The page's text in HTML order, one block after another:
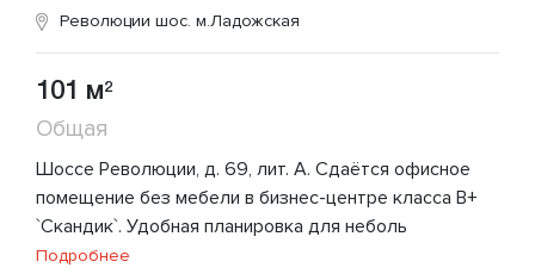
Революции шос. м.Ладожская
101 м2
Общая
Шоссе Революции, д. 69, лит. А. Сдаётся офисное
помещение без мебели в бизнес-центре класса В+
`Скандик`. Удобная планировка для неболь
Подробнее